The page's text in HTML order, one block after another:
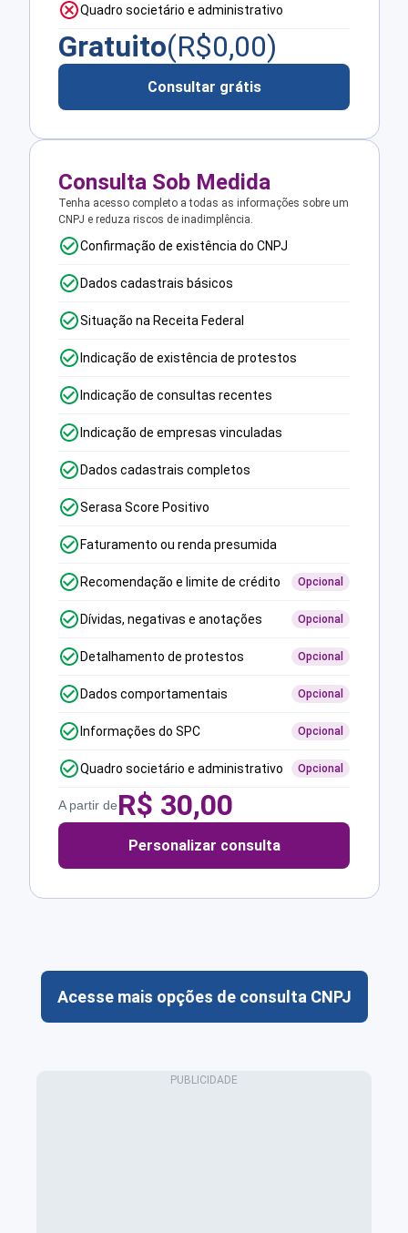
Quadro societário e administrativo
Gratuito(R$0,00)
Consultar grátis
Consulta Sob Medida
Tenha acesso completo a todas as informações sobre um
CNPJ e reduza riscos de inadimplência.
Confirmação de existência do CNPJ
Dados cadastrais básicos
Situação na Receita Federal
Indicação de existência de protestos
Indicação de consultas recentes
Indicação de empresas vinculadas
Dados cadastrais completos
Serasa Score Positivo
Faturamento ou renda presumida
Recomendação e limite de crédito Opcional
Dívidas, negativas e anotações Opcional
Detalhamento de protestos Opcional
Dados comportamentais Opcional
Informações do SPC Opcional
Quadro societário e administrativo Opcional
A partir deR$ 30,00
Personalizar consulta
Acesse mais opções de consulta CNPJ